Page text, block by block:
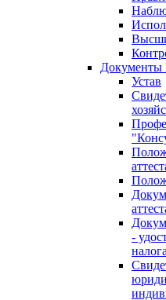
Документы
Устав
-